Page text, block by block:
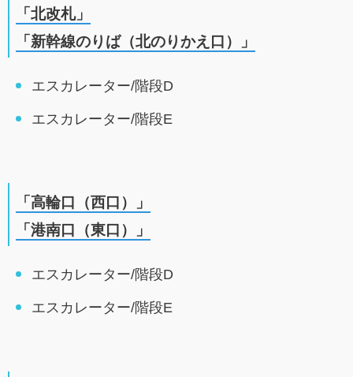
「北改札」
「新幹線のりば（北のりかえ口）」
エスカレーター/階段D
エスカレーター/階段E
「高輪口（西口）」
「港南口（東口）」
エスカレーター/階段D
エスカレーター/階段E